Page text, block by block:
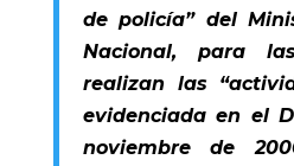
de policía” del
Nacional, para
realizan las
evidenciada en el
noviembre de